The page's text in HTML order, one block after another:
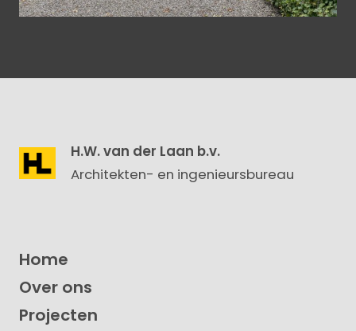
H.W. van der Laan b.v.
Architekten- en ingenieursbureau
Home
Over ons
Projecten